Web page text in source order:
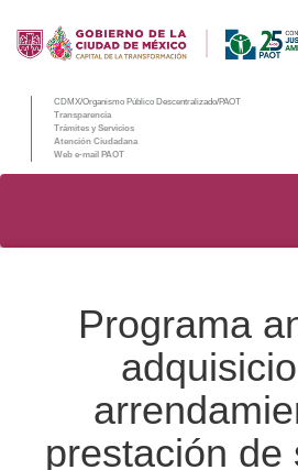
CDMX/Organismo Público Descentralizado/PAOT
Transparencia
Trámites y Servicios
Atención Ciudadana
Web e-mail PAOT
Programa
prestación de